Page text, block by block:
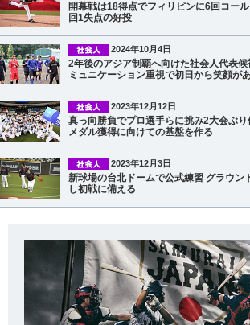
開幕戦は18得点でフィリピンに6回コー
回1失点の好投
2024年10月4日
2年後のアジア制覇へ向けた社会人代表
ミュニケーション重視で初日から笑顔が
2023年12月12日
真っ向勝負でプロ選手らに挑み2大会ぶ
メダル獲得に向けての基盤を作る
2023年12月3日
新球場の台北ドームで公式練習 グラウン
し初戦に備える